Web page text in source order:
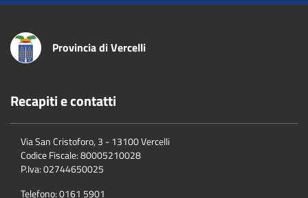
Provincia di Vercelli
Recapiti e contatti
Via San Cristoforo, 3 - 13100 Vercelli
Codice Fiscale:80005210028
P.Iva:02744650025
Telefono:0161 5901